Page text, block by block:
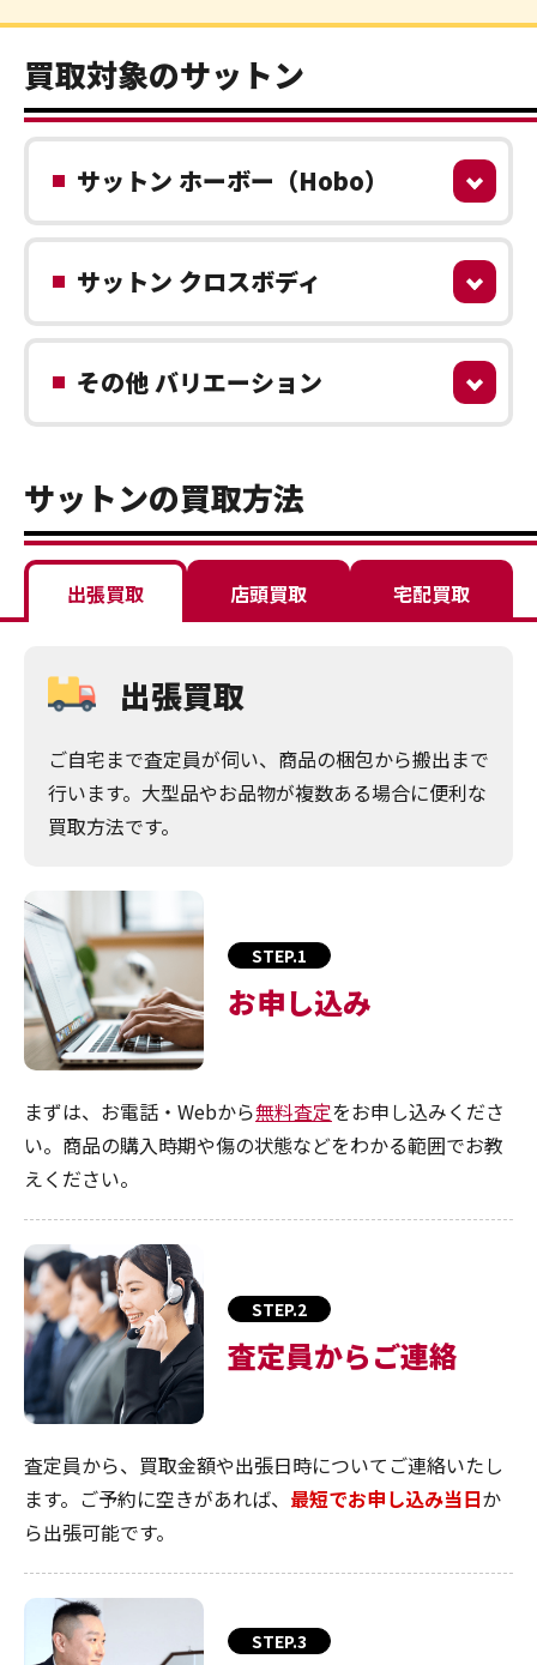
買取対象のサットン
サットン ホーボー（Hobo）
サットン クロスボディ
その他 バリエーション
サットンの買取方法
出張買取 店頭買取 宅配買取
出張買取
ご自宅まで査定員が伺い、商品の梱包から搬出まで
行います。大型品やお品物が複数ある場合に便利な
買取方法です。
STEP.1
お申し込み
まずは、お電話・Webから無料査定をお申し込みくださ
い。商品の購入時期や傷の状態などをわかる範囲でお教
えください。
STEP.2
査定員からご連絡
査定員から、買取金額や出張日時についてご連絡いたし
ます。ご予約に空きがあれば、 最短でお申し込み当日か
ら出張可能です。
STEP.3